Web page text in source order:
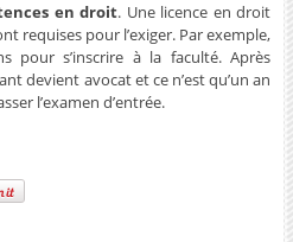
en droit. Une licence en droit
requises pour l’exiger. Par exemple,
pour s’inscrire à la faculté. Après
devient avocat et ce n’est qu’un an
l’examen d’entrée.